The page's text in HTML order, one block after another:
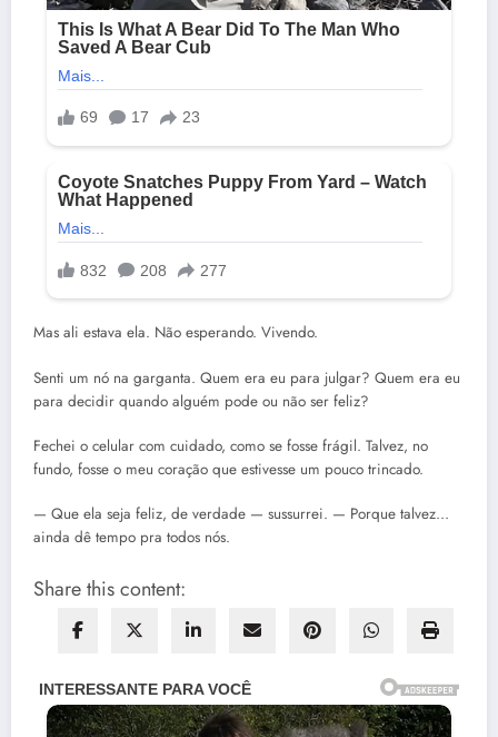
Mas ali estava ela. Não esperando. Vivendo.
Senti um nó na garganta. Quem era eu para julgar? Quem era eu
para decidir quando alguém pode ou não ser feliz?
Fechei o celular com cuidado, como se fosse frágil. Talvez, no
fundo, fosse o meu coração que estivesse um pouco trincado.
— Que ela seja feliz, de verdade — sussurrei. — Porque talvez…
ainda dê tempo pra todos nós.
Share this content: